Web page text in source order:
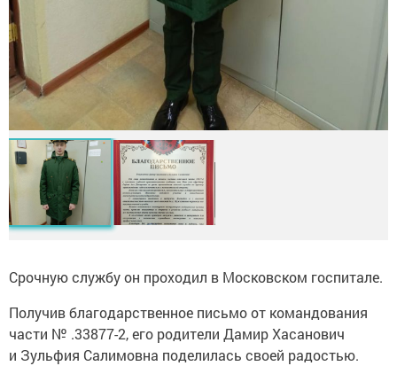
Срочную службу он проходил в Московском госпитале.
Получив благодарственное письмо от командования
части № .33877-2, его родители Дамир Хасанович
и Зульфия Салимовна поделилась своей радостью.